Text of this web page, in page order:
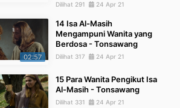
Dilihat 291 24 Apr 21
02:57
14 Isa Al-Masih
Mengampuni Wanita yang
Berdosa - Tonsawang
Dilihat 317 24 Apr 21
15 Para Wanita Pengikut Isa
Al-Masih - Tonsawang
Dilihat 331 24 Apr 21